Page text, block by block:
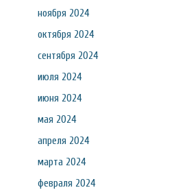
ноября 2024
октября 2024
сентября 2024
июля 2024
июня 2024
мая 2024
апреля 2024
марта 2024
февраля 2024